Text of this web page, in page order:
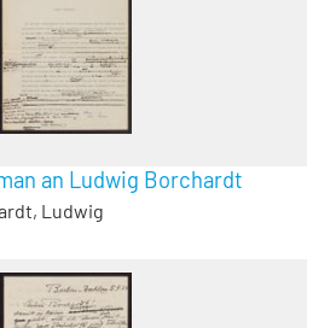
an Ludwig Borchardt
Ludwig